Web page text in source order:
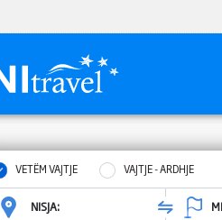
VETËM VAJTJE VAJTJE - ARDHJE